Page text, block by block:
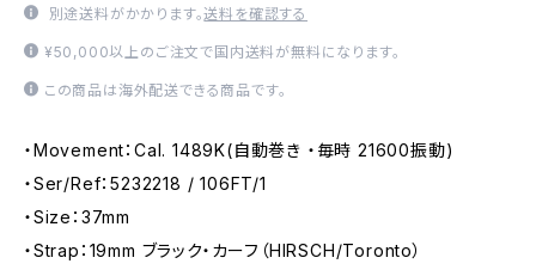
別途送料がかかります。送料を確認する
¥50,000以上のご注文で国内送料が無料になります。
この商品は海外配送できる商品です。
・Movement：Cal. 1489K(自動巻き ・毎時 21600振動)
・Ser/Ref：5232218 / 106FT/1
・Size：37mm
・Strap：19mm ブラック・カーフ（HIRSCH/Toronto）